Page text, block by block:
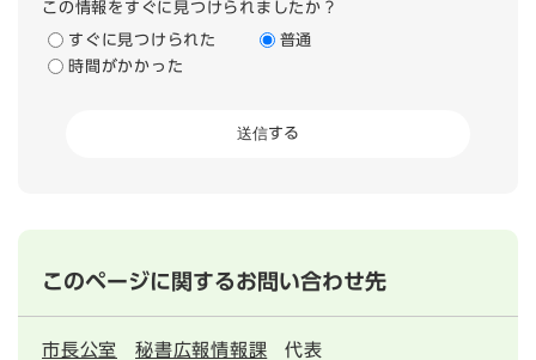
この情報をすぐに見つけられましたか？
すぐに見つけられた
普通
時間がかかった
このページに関するお問い合わせ先
市長公室 秘書広報情報課 代表